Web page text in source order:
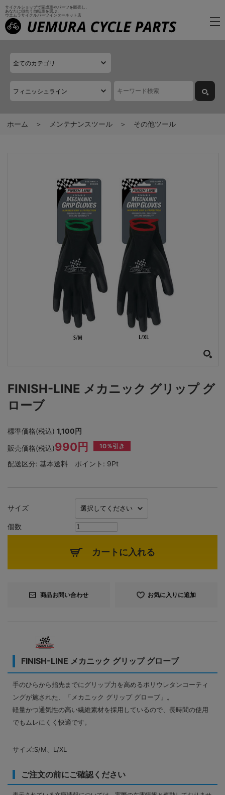
サイクルショップで完成車やパーツを販売し、
あなたに似合う自転車を選ぶ、
ウエムラサイクルパーツインターネット店
ホーム メンテナンスツール その他ツール
FINISH-LINE メカニック グリップ グ
ローブ
標準価格(税込) 1,100円
販売価格(税込)990円 10％引き
配送区分: 基本送料 ポイント: 9Pt
サイズ
個数
カートに入れる
商品お問い合わせ お気に入りに追加
FINISH-LINE メカニック グリップ グローブ
手のひらから指先までにグリップ力を高めるポリウレタンコーティ
ングが施された、「メカニック グリップ グローブ」。
軽量かつ通気性の高い繊維素材を採用しているので、長時間の使用
でもムレにくく快適です。
サイズ:S/M、L/XL
ご注文の前にご確認ください